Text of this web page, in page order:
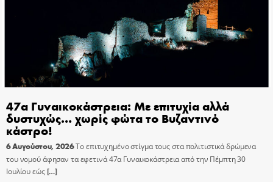
47α Γυναικοκάστρεια: Με επιτυχία αλλά
δυστυχώς… χωρίς φώτα το Βυζαντινό
κάστρο!
6 Αυγούστου, 2026Το επιτυχημένο στίγμα τους στα πολιτιστικά δρώμενα
του νομού άφησαν τα εφετινά 47α Γυναικοκάστρεια από την Πέμπτη 30
Ιουλίου εώς[…]